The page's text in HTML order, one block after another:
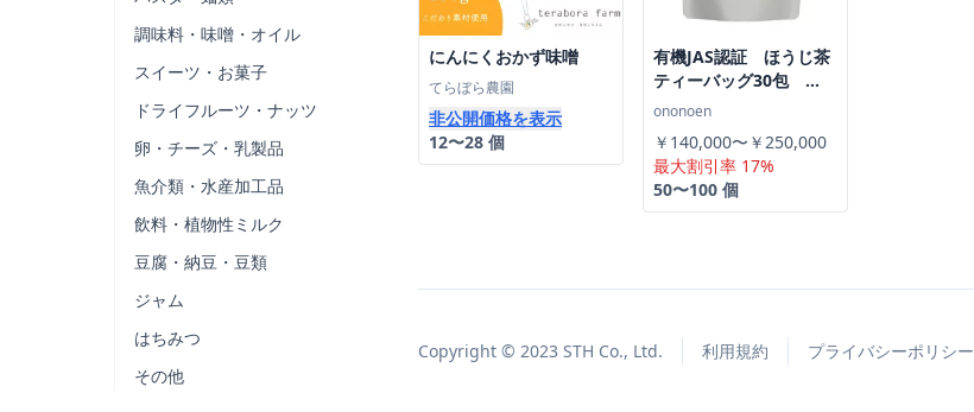
調味料・味噌・オイル
スイーツ・お菓子
ドライフルーツ・ナッツ
卵・チーズ・乳製品
魚介類・水産加工品
飲料・植物性ミルク
豆腐・納豆・豆類
ジャム
はちみつ
その他
にんにくおかず味噌
てらぼら農園
非公開価格を表示
12〜28 個
有機JAS認証 ほうじ茶
ティーバッグ30包
Organic JAS Certified
bags)
ononoen
￥140,000〜￥250,000
最大割引率 17%
50〜100 個
Copyright © 2023 STH Co., Ltd. 利用規約 プライバシーポリシー